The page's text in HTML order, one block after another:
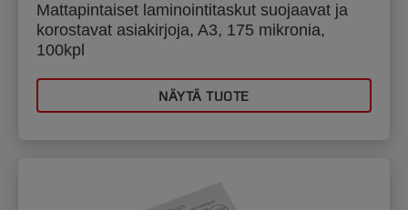
Mattapintaiset laminointitaskut suojaavat ja
korostavat asiakirjoja, A3, 175 mikronia,
100kpl
NÄYTÄ TUOTE